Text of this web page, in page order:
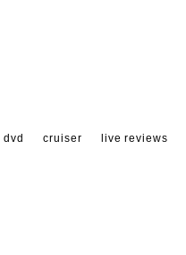
dvd cruiser live reviews